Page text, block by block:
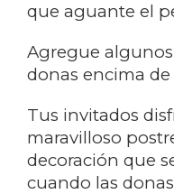
que aguante el
Agregue
donas encima de
Tus invitados
maravilloso
decoración que
cuando las